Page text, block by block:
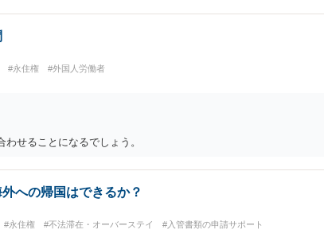
#永住権 #外国人労働者
せることになるでしょう。
への帰国はできるか？
#永住権 #不法滞在・オーバーステイ #入管書類の申請サポート